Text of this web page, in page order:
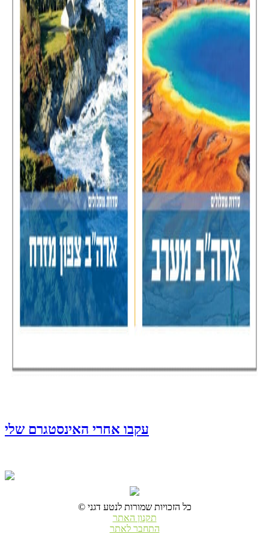
עקבו אחרי האינסטגרם שלי
© כל הזכויות שמורות לנטע דגני
תקנון האתר
התחבר לאתר